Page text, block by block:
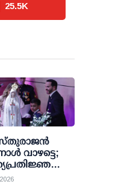
25.5K
വാഴട്ടെ;